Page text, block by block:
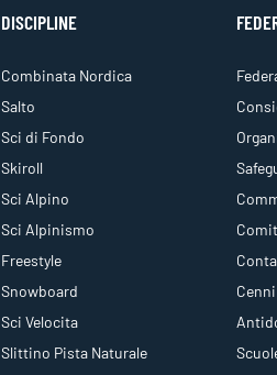
DISCIPLINE
Combinata Nordica
Salto
Sci di Fondo
Skiroll
Sci Alpino
Sci Alpinismo
Freestyle
Snowboard
Sci Velocita
Slittino Pista Naturale